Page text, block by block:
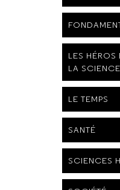
LES HÉROS
LA SCIENCE
LE TEMPS
SANTÉ
SCIENCES